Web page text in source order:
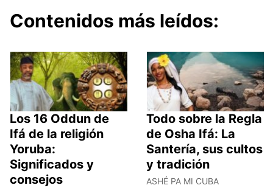
Contenidos más leídos:
Los 16 Oddun de
Ifá de la religión
Yoruba:
Significados y
consejos
Todo sobre la Regla
de Osha Ifá: La
Santería, sus cultos
y tradición
ASHÉ PA MI CUBA